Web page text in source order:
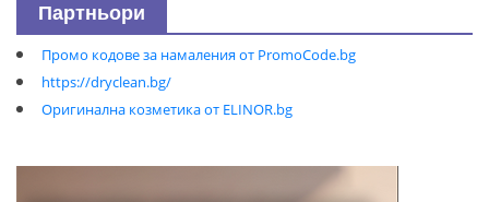
Партньори
Промо кодове за намаления от PromoCode.bg
https://dryclean.bg/
Оригинална козметика от ELINOR.bg